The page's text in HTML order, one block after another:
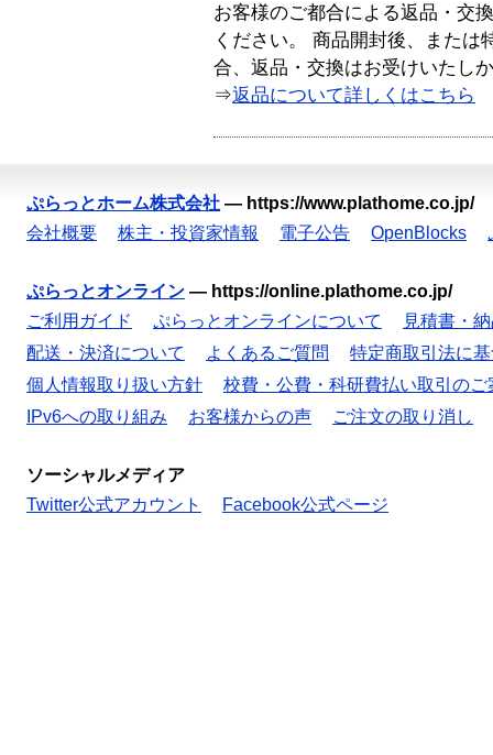
お客様のご都合による返品・交
ください。 商品開封後、または
合、返品・交換はお受けいたし
⇒返品について詳しくはこちら
ぷらっとホーム株式会社 — https://www.plathome.co.jp/
会社概要
株主・投資家情報 電子公告 OpenBlocks
ぷらっとオンライン — https://online.plathome.co.jp/
ご利用ガイド
ぷらっとオンラインについて
見積書・
配送・決済について
よくあるご質問
特定商取引法に
個人情報取り扱い方針
校費・公費・科研費払い取引のご
IPv6への取り組み
お客様からの声 ご注文の取り消し
ソーシャルメディア
Twitter公式アカウント
Facebook公式ページ